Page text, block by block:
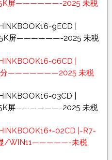
屏——————-2025 未税
9ECD |
屏——————-2025 未税
06CD |
分———————2025 未税
03CD |
屏——————-2025 未税
02CD |-R7-
/WIN11—————-未税